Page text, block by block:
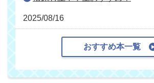
2025/08/16
おすすめ本一覧